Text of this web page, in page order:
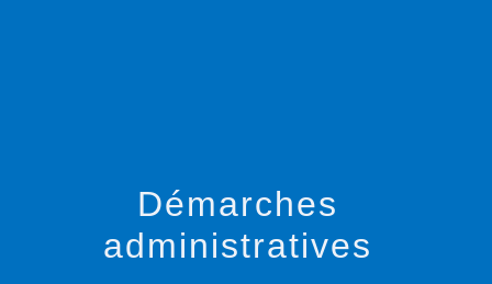
Démarches
administratives